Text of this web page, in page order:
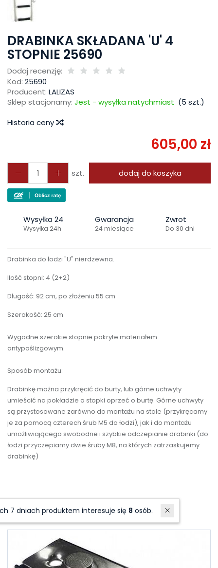
DRABINKA SKŁADANA 'U' 4
STOPNIE 25690
Dodaj recenzję:
Kod: 25690
Producent: LALIZAS
Sklep stacjonarny: Jest - wysyłka natychmiast (5 szt.)
Historia ceny
605,00 zł
szt. dodaj do koszyka
Wysyłka 24
Wysyłka 24h
Gwarancja
24 miesiące
Zwrot
Do 30 dni
Drabinka do łodzi "U" nierdzewna.
Ilość stopni: 4 (2+2)
Długość: 92 cm, po złożeniu 55 cm
Szerokość: 25 cm
Wygodne szerokie stopnie pokryte materiałem
antypoślizgowym.
Sposób montażu:
Drabinkę można przykręcić do burty, lub górne uchwyty
umieścić na pokładzie a stopki oprzeć o burtę. Górne uchwyty
są przystosowane zarówno do montażu na stałe (przykręcamy
je za pomocą czterech śrub M5 do łodzi), jak i do montażu
umożliwiającego swobodne i szybkie odczepianie drabinki (do
łodzi przyczepiamy dwie śruby M8, na których zatrzaskujemy
drabinkę)
Akcesoria Polecane produkty
W ostatnich 7 dniach produktem interesuje się8